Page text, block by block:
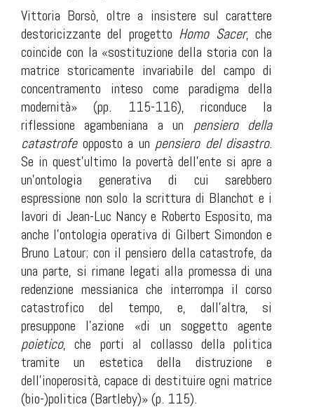
Vittoria Borsò, oltre a insistere sul carattere
destoricizzante del progetto Homo Sacer, che
coincide con la «sostituzione della storia con la
matrice storicamente invariabile del campo di
concentramento inteso come paradigma della
modernità» (pp. 115-116), riconduce la
riflessione agambeniana a un pensiero della
catastrofeopposto a un pensiero del disastro.
Se in quest’ultimo la povertà dell’ente si apre a
un’ontologia generativa di cui sarebbero
espressione non solo la scrittura di Blanchot e i
lavori di Jean-Luc Nancy e Roberto Esposito, ma
anche l’ontologia operativa di Gilbert Simondon e
Bruno Latour; con ilpensiero della catastrofe, da
una parte, si rimane legati alla promessa di una
redenzione messianica che interrompa il corso
catastrofico del tempo, e, dall’altra, si
presuppone l’azione «di un soggetto agente
poietico, che porti al collasso della politica
tramite un estetica della distruzione e
dell’inoperosità, capace di destituire ogni matrice
(bio-)politica (Bartleby)» (p. 115).